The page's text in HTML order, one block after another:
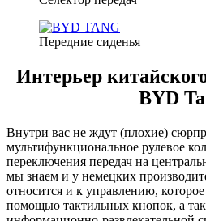
Передние сиденья
Интерьер
BYD
Внутри вас не ждут (плохие)
мультифункциональное рулевое
переключения передач на
мы знаем и у немецких
относится и к управлению, которое
помощью тактильных кнопок, а